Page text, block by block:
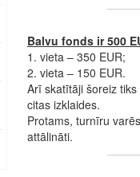
Balvu fonds ir 500
1. vieta – 350 EUR;
2. vieta – 150 EUR.
Arī skatītāji šoreiz
citas izklaides.
Protams, turnīru
attālināti.